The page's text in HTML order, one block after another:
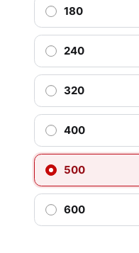
180
240
320
400
500
600